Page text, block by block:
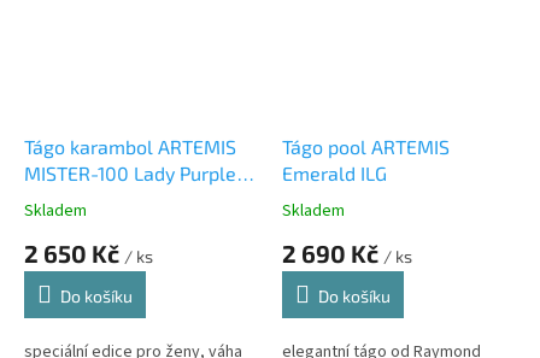
Tágo karambol ARTEMIS
MISTER-100 Lady Purple
Rose
Skladem
2 650 Kč / ks
Do košíku
speciální edice pro ženy, váha
Tágo pool ARTEMIS
Emerald ILG
Skladem
2 690 Kč / ks
Do košíku
elegantní tágo od Raymond